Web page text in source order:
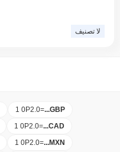
لا تصنيف
1 0P2.0=...GBP
1 0P2.0=...CAD
1 0P2.0=...MXN